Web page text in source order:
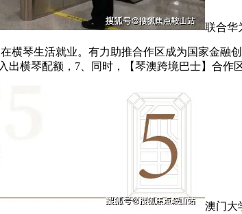
联合华
琴生活就业。有力助推合作区成为国家金融
出横琴配额，7、同时，【琴澳跨境巴士】合作
澳门大